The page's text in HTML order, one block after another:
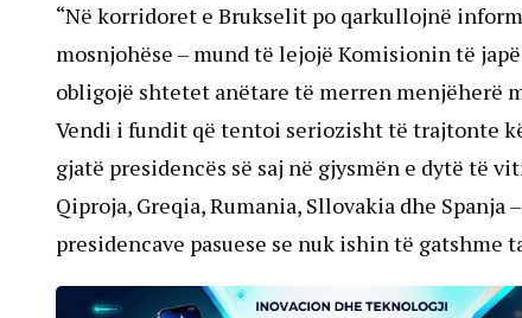
“Në korridoret e Brukselit po qarkullojnë
mosnjohëse – mund të lejojë Komisionin të
obligojë shtetet anëtare të merren menjëherë
Vendi i fundit që tentoi seriozisht të trajtonte
gjatë presidencës së saj në gjysmën e dytë të
Qiproja, Greqia, Rumania, Sllovakia dhe Spanja
presidencave pasuese se nuk ishin të